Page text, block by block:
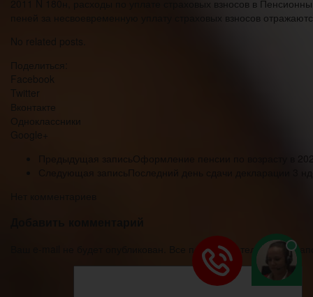
2011 N 180н, расходы по уплате страховых взносов в
пеней за несвоевременную уплату страховых взносов
No related posts.
Поделиться:
Facebook
Twitter
Вконтакте
Одноклассники
Google+
Предыдущая запись Оформление пенсии по возрасту в
Следующая запись Последний день сдачи декларации 3
Ваш e-mail не будет опубликован. Все поля обязательны для